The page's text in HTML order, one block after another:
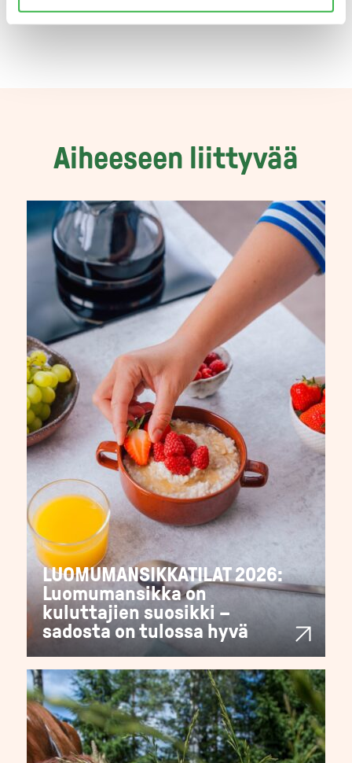
Aiheeseen liittyvää
LUOMUMANSIKKATILAT 2026:
Luomumansikka on
kuluttajien suosikki –
sadosta on tulossa hyvä